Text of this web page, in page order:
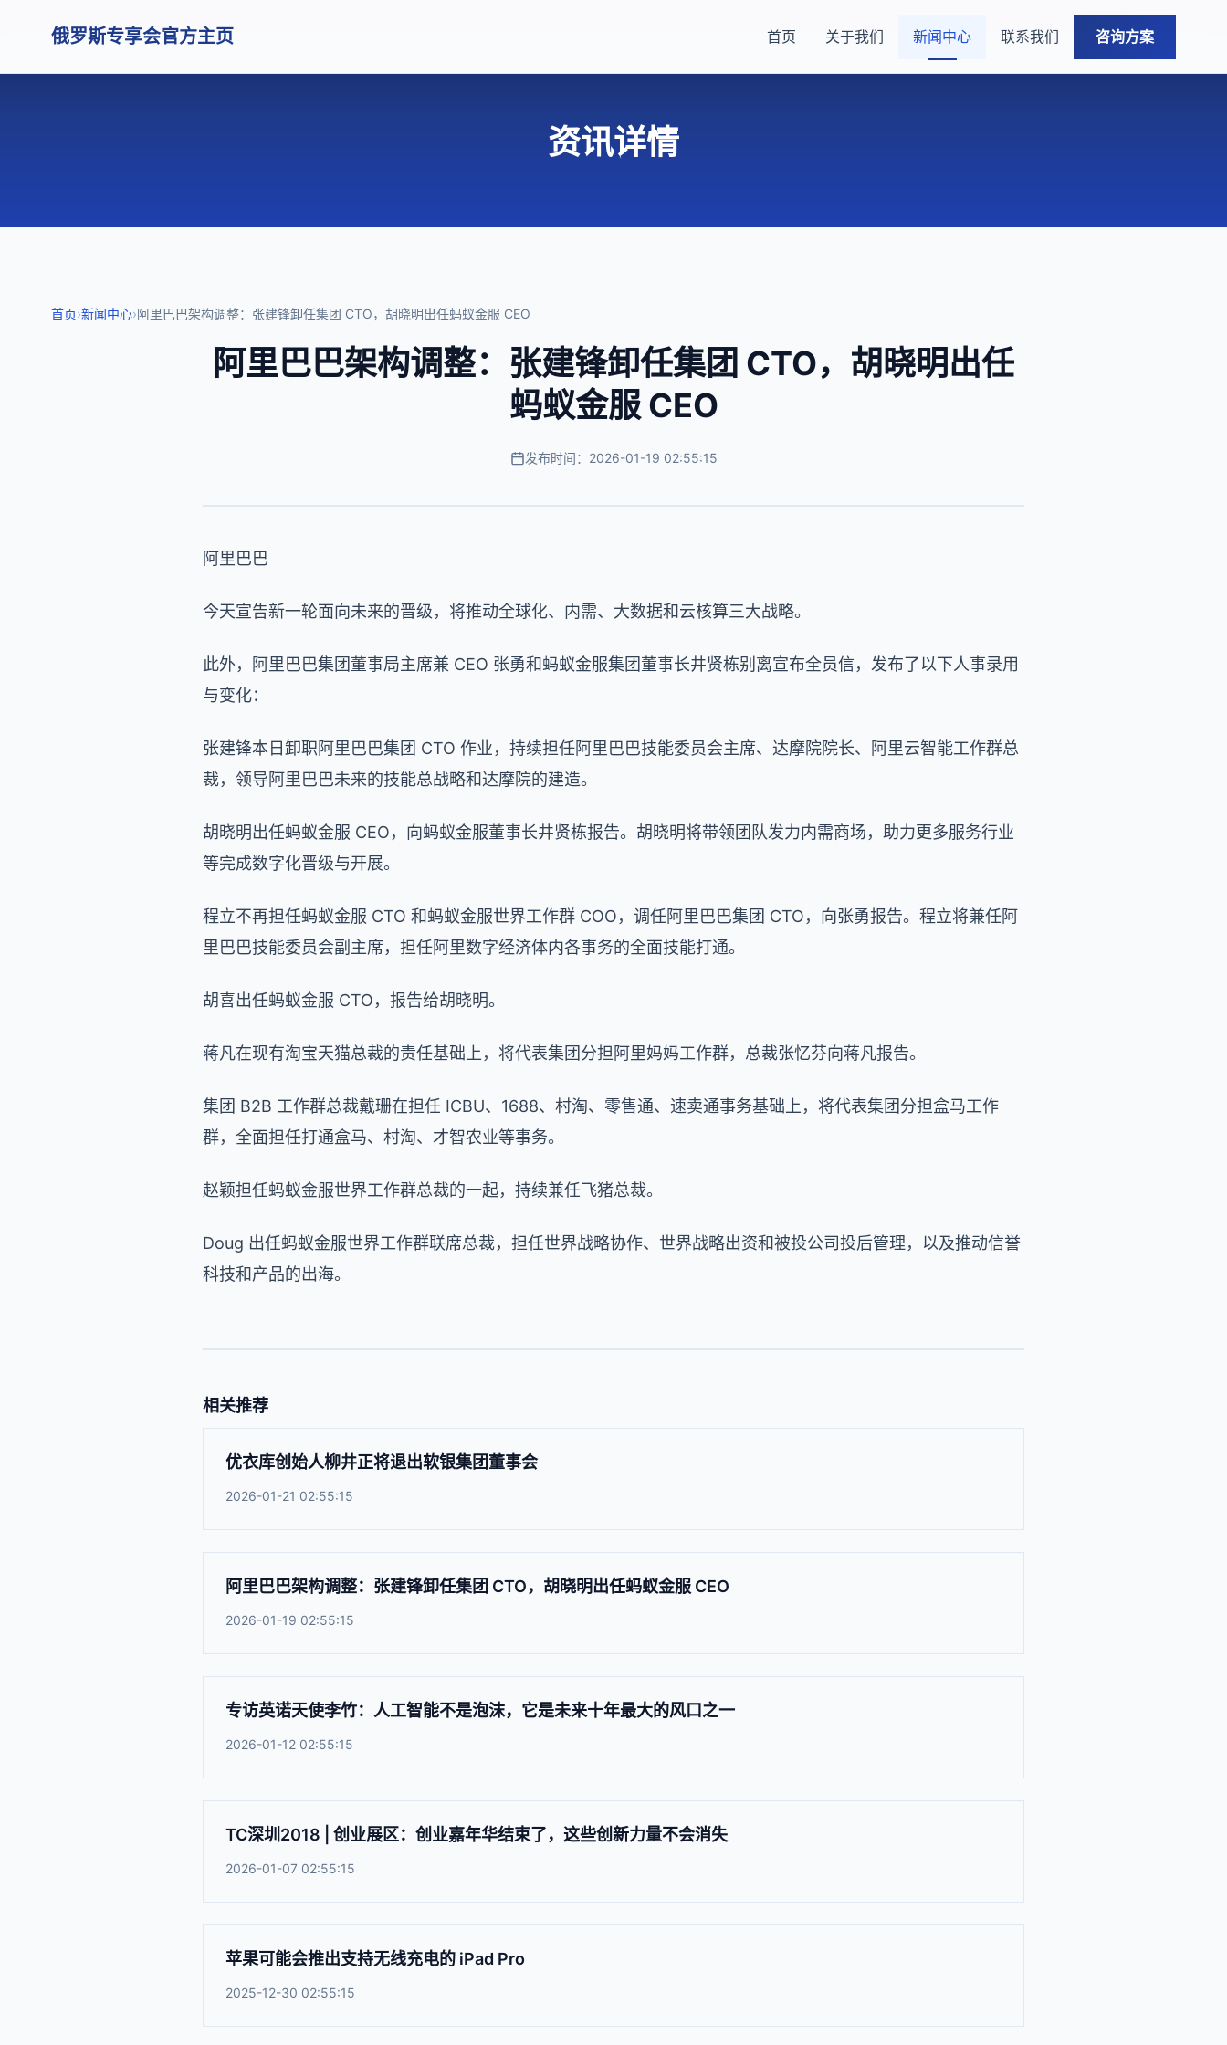
俄罗斯专享会官方主页 首页 关于我们 新闻中心 联系我们 咨询方案
资讯详情
首页›新闻中心›阿里巴巴架构调整：张建锋卸任集团 CTO，胡晓明出任蚂蚁金服 CEO
阿里巴巴架构调整：张建锋卸任集团 CTO，胡晓明出任
蚂蚁金服 CEO
发布时间：2026-01-19 02:55:15
阿里巴巴
今天宣告新一轮面向未来的晋级，将推动全球化、内需、大数据和云核算三大战略。
此外，阿里巴巴集团董事局主席兼 CEO 张勇和蚂蚁金服集团董事长井贤栋别离宣布全员信，发布了以下人事录用
与变化：
张建锋本日卸职阿里巴巴集团 CTO 作业，持续担任阿里巴巴技能委员会主席、达摩院院长、阿里云智能工作群总
裁，领导阿里巴巴未来的技能总战略和达摩院的建造。
胡晓明出任蚂蚁金服 CEO，向蚂蚁金服董事长井贤栋报告。胡晓明将带领团队发力内需商场，助力更多服务行业
等完成数字化晋级与开展。
程立不再担任蚂蚁金服 CTO 和蚂蚁金服世界工作群 COO，调任阿里巴巴集团 CTO，向张勇报告。程立将兼任阿
里巴巴技能委员会副主席，担任阿里数字经济体内各事务的全面技能打通。
胡喜出任蚂蚁金服 CTO，报告给胡晓明。
蒋凡在现有淘宝天猫总裁的责任基础上，将代表集团分担阿里妈妈工作群，总裁张忆芬向蒋凡报告。
集团 B2B 工作群总裁戴珊在担任 ICBU、1688、村淘、零售通、速卖通事务基础上，将代表集团分担盒马工作
群，全面担任打通盒马、村淘、才智农业等事务。
赵颖担任蚂蚁金服世界工作群总裁的一起，持续兼任飞猪总裁。
Doug 出任蚂蚁金服世界工作群联席总裁，担任世界战略协作、世界战略出资和被投公司投后管理，以及推动信誉
科技和产品的出海。
相关推荐
优衣库创始人柳井正将退出软银集团董事会
2026-01-21 02:55:15
阿里巴巴架构调整：张建锋卸任集团 CTO，胡晓明出任蚂蚁金服 CEO
2026-01-19 02:55:15
专访英诺天使李竹：人工智能不是泡沫，它是未来十年最大的风口之一
2026-01-12 02:55:15
TC深圳2018 | 创业展区：创业嘉年华结束了，这些创新力量不会消失
2026-01-07 02:55:15
苹果可能会推出支持无线充电的 iPad Pro
2025-12-30 02:55:15